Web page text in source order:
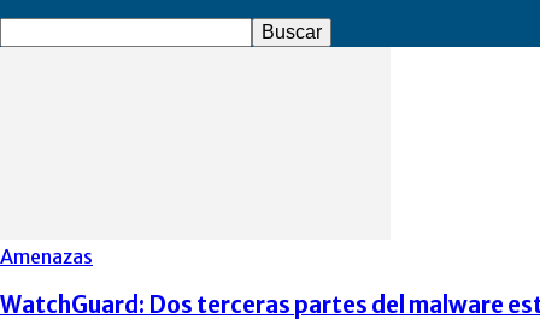
Amenazas
WatchGuard: Dos terceras partes del malware